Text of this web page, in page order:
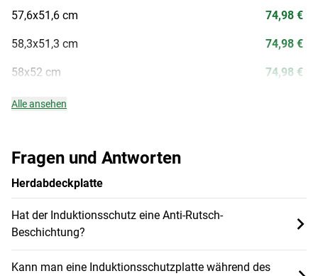
Fragen und Antworten
Herdabdeckplatte
Hat der Induktionsschutz eine Anti-Rutsch-
Beschichtung?
Kann man eine Induktionsschutzplatte während des
57,6x51,6 cm
58,3x51,3 cm
58x52 cm
74,98 €
74,98 €
74,98 €
Alle ansehen